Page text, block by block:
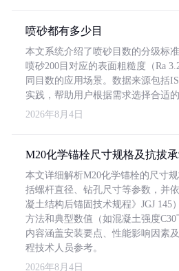
喷砂都有多少目
本文系统介绍了喷砂目数的分级标
喷砂200目对应的表面粗糙度（Ra
同目数的应用场景。数据来源包括
实践，帮助用户根据需求选择合适的
2026年8月4日
M20化学锚栓尺寸规格及抗拔
本文详细解析M20化学锚栓的尺寸
括螺杆直径、钻孔尺寸等参数，并
凝土结构后锚固技术规程》JGJ 145
方法和典型数值（如混凝土强度C30
内容涵盖安装要点、性能影响因素
程技术人员参考。
2026年8月4日